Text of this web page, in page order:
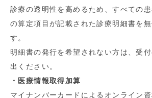
診療の透明性を高めるため、すべての
の算定項目が記載された診療明細書を
す。
明細書の発行を希望されない方は、受
出ください。
・医療情報取得加算
マイナンバーカードによるオンライン